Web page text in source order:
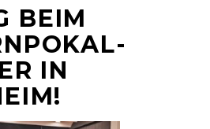
BEIM
IN